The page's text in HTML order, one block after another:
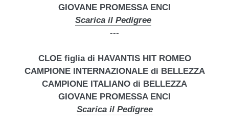
GIOVANE PROMESSA ENCI
Scarica il Pedigree
---
CLOE figlia di HAVANTIS HIT ROMEO
CAMPIONE INTERNAZIONALE di BELLEZZA
CAMPIONE ITALIANO di BELLEZZA
GIOVANE PROMESSA ENCI
Scarica il Pedigree